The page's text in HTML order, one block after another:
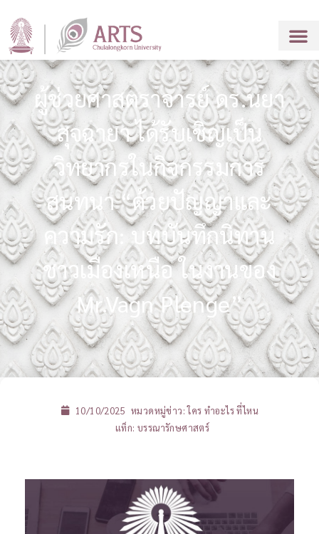
ผู้ช่วยศาสตราจารย์ ดร.นยา
สุจฉายา ได้รับเชิญเป็น
วิทยากรในกิจกรรมการ
สนทนา “ด้วยปัญญาและ
ความรัก: บทบันทึกนิทาน
ชาวเมืองเหนือ ในงานของ
Mr.Vagn Plenge”
10/10/2025 หมวดหมู่ข่าว:ใคร ทำอะไร ที่ไหน
แท็ก: บรรณารักษศาสตร์